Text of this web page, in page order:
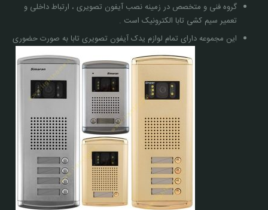
گروه فنی و متخصص در زمینه نصب آیفون تصویری ، ارتباط داخلی و
تعمیر سیم کشی تابا الکترونیک است .
این مجموعه دارای تمام لوازم یدک آیفون تصویری تابا به صورت حضوری